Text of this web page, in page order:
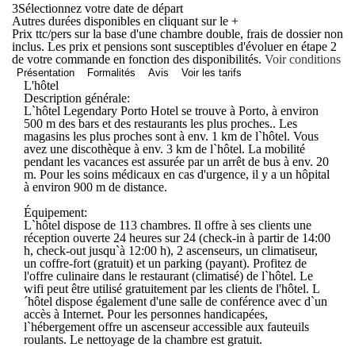
3Sélectionnez votre date de départ
Autres durées disponibles en cliquant sur le +
Prix ttc/pers sur la base d'une chambre double, frais de dossier non
inclus. Les prix et pensions sont susceptibles d'évoluer en étape 2
de votre commande en fonction des disponibilités. Voir conditions
Présentation Formalités Avis Voir les tarifs
L'hôtel
Description générale:
L`hôtel Legendary Porto Hotel se trouve à Porto, à environ
500 m des bars et des restaurants les plus proches.. Les
magasins les plus proches sont à env. 1 km de l`hôtel. Vous
avez une discothèque à env. 3 km de l`hôtel. La mobilité
pendant les vacances est assurée par un arrêt de bus à env. 20
m. Pour les soins médicaux en cas d'urgence, il y a un hôpital
à environ 900 m de distance.
Équipement:
L`hôtel dispose de 113 chambres. Il offre à ses clients une
réception ouverte 24 heures sur 24 (check-in à partir de 14:00
h, check-out jusqu`à 12:00 h), 2 ascenseurs, un climatiseur,
un coffre-fort (gratuit) et un parking (payant). Profitez de
l'offre culinaire dans le restaurant (climatisé) de l`hôtel. Le
wifi peut être utilisé gratuitement par les clients de l'hôtel. L
´hôtel dispose également d'une salle de conférence avec d`un
accès à Internet. Pour les personnes handicapées,
l`hébergement offre un ascenseur accessible aux fauteuils
roulants. Le nettoyage de la chambre est gratuit.